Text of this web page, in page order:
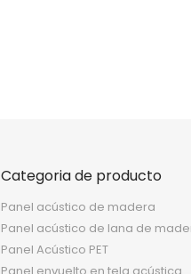
Categoria de producto
Panel acústico de madera
Panel acústico de lana de
Panel Acústico PET